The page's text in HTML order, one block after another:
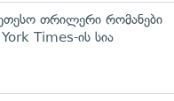
თრილერი რომანები
Times-ის სია